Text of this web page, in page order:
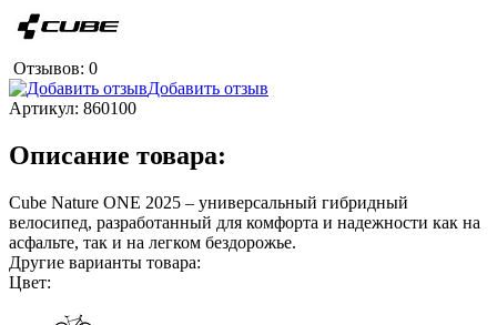
Отзывов: 0
Добавить отзыв
Артикул: 860100
Описание товара:
Cube Nature ONE 2025 – универсальный гибридный
велосипед, разработанный для комфорта и надежности как на
асфальте, так и на легком бездорожье.
Другие варианты товара:
Цвет: